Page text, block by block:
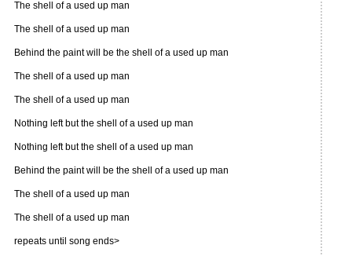
The shell of a used up man
The shell of a used up man
Behind the paint will be the shell of a used up man
The shell of a used up man
The shell of a used up man
Nothing left but the shell of a used up man
Nothing left but the shell of a used up man
Behind the paint will be the shell of a used up man
The shell of a used up man
The shell of a used up man
repeats until song ends>